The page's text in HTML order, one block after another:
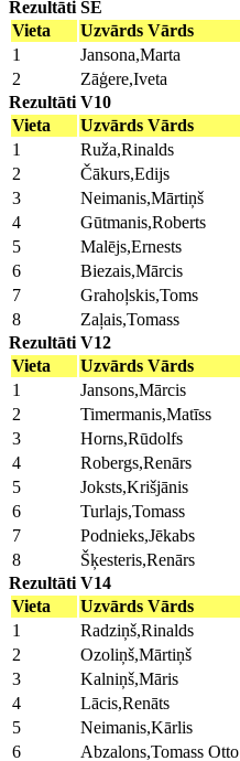
Rezultāti SE
Vieta
Uzvārds Vārds
1
Jansona,Marta
2
Zāģere,Iveta
Rezultāti V10
Vieta
Uzvārds Vārds
1
Ruža,Rinalds
2
Čākurs,Edijs
3
Neimanis,Mārtiņš
4
Gūtmanis,Roberts
5
Malējs,Ernests
6
Biezais,Mārcis
7
Grahoļskis,Toms
8
Zaļais,Tomass
Rezultāti V12
Vieta
Uzvārds Vārds
1
Jansons,Mārcis
2
Timermanis,Matīss
3
Horns,Rūdolfs
4
Robergs,Renārs
5
Joksts,Krišjānis
6
Turlajs,Tomass
7
Podnieks,Jēkabs
8
Šķesteris,Renārs
Rezultāti V14
Vieta
Uzvārds Vārds
1
Radziņš,Rinalds
2
Ozoliņš,Mārtiņš
3
Kalniņš,Māris
4
Lācis,Renāts
5
Neimanis,Kārlis
6
Abzalons,Tomass Otto